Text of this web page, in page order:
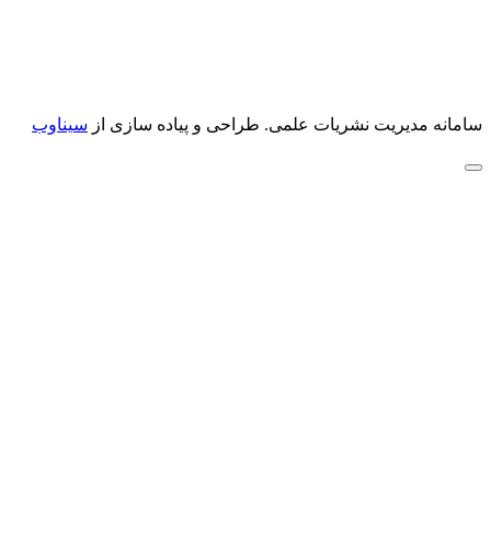
سامانه مدیریت نشریات علمی. طراحی و پیاده سازی از سیناوب